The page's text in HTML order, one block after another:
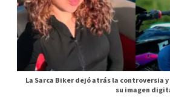
La Sarca Biker dejó atrás la controversia
su imagen